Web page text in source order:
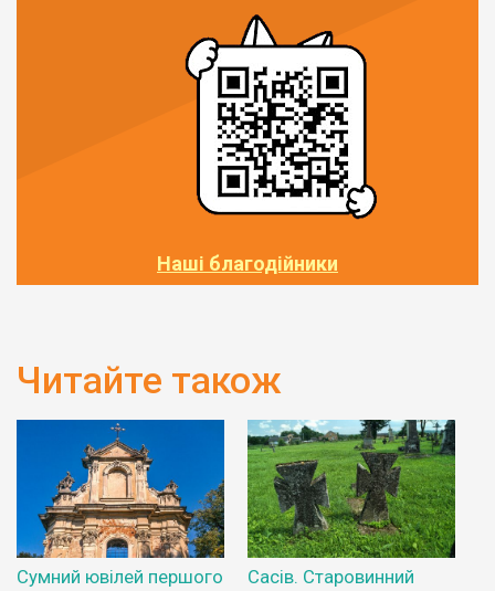
Наші благодійники
Читайте також
Сумний ювілей першого
Сасів. Старовинний